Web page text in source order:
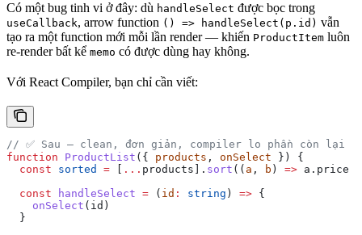
Có một bug tinh vi ở đây: dù handleSelect được bọc trong
useCallback, arrow function () => handleSelect(p.id) vẫn
tạo ra một function mới mỗi lần render — khiến ProductItem luôn
re-render bất kể memo có được dùng hay không.
Với React Compiler, bạn chỉ cần viết:
// ✅ Sau — clean, đơn giản, compiler lo phần còn lại
function ProductList ({ products , onSelect }) {
  const
sorted = ... products ]. sort (( a , b ) => a . price
  const
handleSelect = ( id : string ) => {
    onSelect
( id )
  }